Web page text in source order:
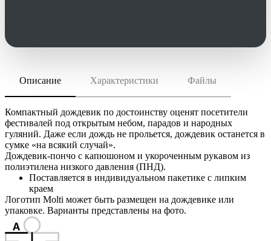
Описание
Компактный дождевик по достоинству оценят посетители
фестивалей под открытым небом, парадов и народных
гуляний. Даже если дождь не прольется, дождевик останется в
сумке «на всякий случай».
Дождевик-пончо с капюшоном и укороченным рукавом из
полиэтилена низкого давления (ПНД).
Поставляется в индивидуальном пакетике с липким
краем
Логотип Molti может быть размещен на дождевике или
упаковке. Варианты представлены на фото.
Характеристики
РАЗМЕР ТОВАРА
полиэтилен, плотность 15 мкм
ТРАНСПОРТНАЯ УПАКОВКА
39.0x30.0x16.0 см
ИНДИВИДУАЛЬНАЯ УПАКОВКА
ВИДЫ НАНЕСЕНИЯ
M1 -Цифровая печать на вставке
SL1 -Наклейка бумажная
Файлы
скачать (pdf)
Инструкция по сохранению pdf из Corel Draw
Инструкция по сохранению pdf из Adobe Illustrator